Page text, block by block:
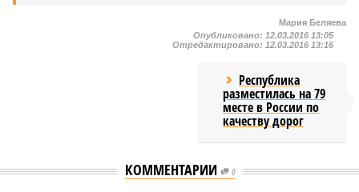
Мария Беляева
Опубликовано: 12.03.2016 13:05
Отредактировано: 12.03.2016 13:16
Республика
разместилась на 79
месте в России по
качеству дорог
КОММЕНТАРИИ 0